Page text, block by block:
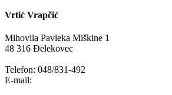
Vrtić Vrapčić
Mihovila Pavleka Miškine 1
48 316 Đelekovec
Telefon: 048/831-492
E-mail: